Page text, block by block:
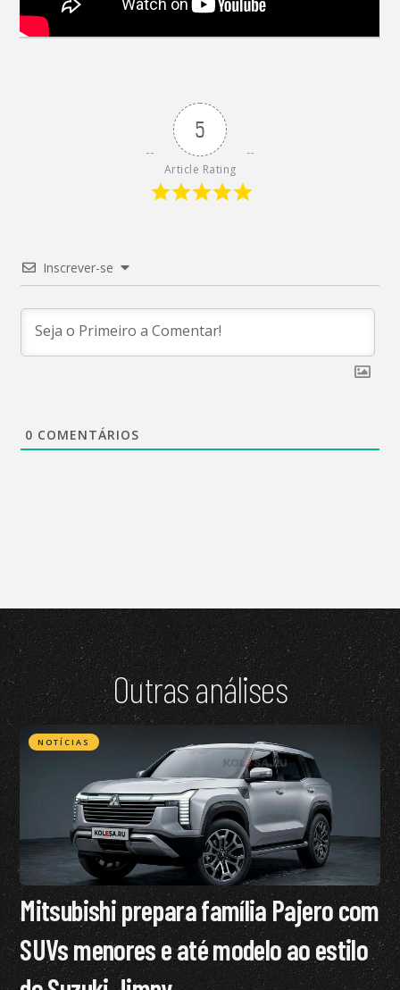
5
Article Rating
Inscrever-se
0 COMENTÁRIOS
Outras análises
NOTÍCIAS
Mitsubishi prepara família Pajero com
SUVs menores e até modelo ao estilo